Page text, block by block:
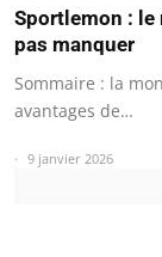
Sportlemon : le
pas manquer
Sommaire : la
avantages de…
9 janvier 2026